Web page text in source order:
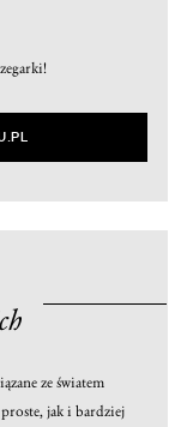
ze światem
jak i bardziej